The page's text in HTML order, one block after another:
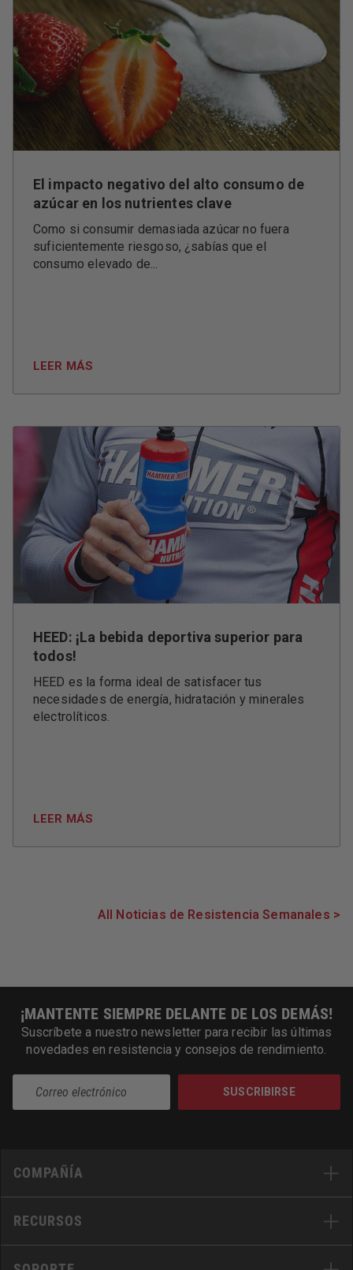
El impacto negativo del alto consumo de
azúcar en los nutrientes clave
Como si consumir demasiada azúcar no fuera
suficientemente riesgoso, ¿sabías que el
consumo elevado de...
LEER MÁS
HEED: ¡La bebida deportiva superior para
todos!
HEED es la forma ideal de satisfacer tus
necesidades de energía, hidratación y minerales
electrolíticos.
LEER MÁS
All Noticias de Resistencia Semanales >
¡MANTENTE SIEMPRE DELANTE DE LOS DEMÁS!
Suscríbete a nuestro newsletter para recibir las últimas
novedades en resistencia y consejos de rendimiento.
SUSCRIBIRSE
COMPAÑÍA
RECURSOS